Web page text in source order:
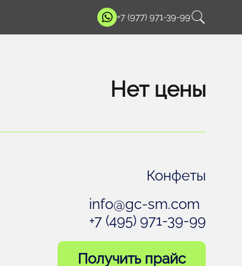
+7 (977) 971-39-99
Нет цены
Конфеты
info@gc-sm.com
+7 (495) 971-39-99
Получить прайс